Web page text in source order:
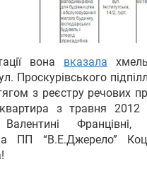
вона вказала
Проскурівського
з реєстру речових
з травня 2012
Валентині Францівні,
ПП “В.Е.Джерело”